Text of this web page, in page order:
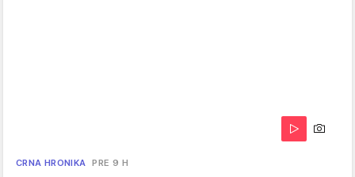
CRNA HRONIKA PRE 9 H